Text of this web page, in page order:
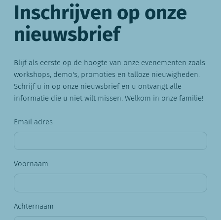
Email adres
Voornaam
Achternaam
Inschrijven op onze
nieuwsbrief
Blijf als eerste op de hoogte van onze evenementen zoals
workshops, demo's, promoties en talloze nieuwigheden.
Schrijf u in op onze nieuwsbrief en u ontvangt alle
informatie die u niet wilt missen. Welkom in onze familie!